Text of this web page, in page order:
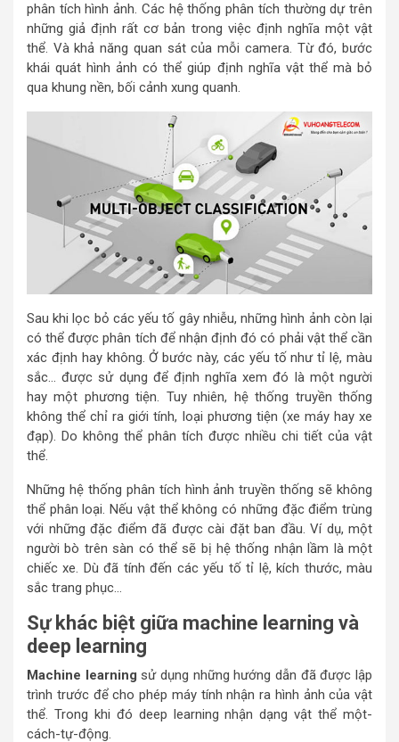
phân tích hình ảnh. Các hệ thống phân tích thường dự trên
những giả định rất cơ bản trong việc định nghĩa một vật
thể. Và khả năng quan sát của mỗi camera. Từ đó, bước
khái quát hình ảnh có thể giúp định nghĩa vật thể mà bỏ
qua khung nền, bối cảnh xung quanh.
Sau khi lọc bỏ các yếu tố gây nhiễu, những hình ảnh còn lại
có thể được phân tích để nhận định đó có phải vật thể cần
xác định hay không. Ở bước này, các yếu tố như tỉ lệ, màu
sắc… được sử dụng để định nghĩa xem đó là một người
hay một phương tiện. Tuy nhiên, hệ thống truyền thống
không thể chỉ ra giới tính, loại phương tiện (xe máy hay xe
đạp). Do không thể phân tích được nhiều chi tiết của vật
thể.
Những hệ thống phân tích hình ảnh truyền thống sẽ không
thể phân loại. Nếu vật thể không có những đặc điểm trùng
với những đặc điểm đã được cài đặt ban đầu. Ví dụ, một
người bò trên sàn có thể sẽ bị hệ thống nhận lầm là một
chiếc xe. Dù đã tính đến các yếu tố tỉ lệ, kích thước, màu
sắc trang phục…
Sự khác biệt giữa machine learning và
deep learning
Machine learning sử dụng những hướng dẫn đã được lập
trình trước để cho phép máy tính nhận ra hình ảnh của vật
thể. Trong khi đó deep learning nhận dạng vật thể một-
cách-tự-động.